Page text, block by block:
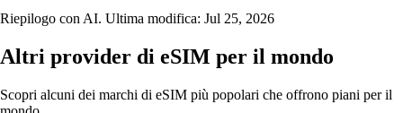
Riepilogo con AI. Ultima modifica: Jul 25, 2026
Altri provider di eSIM per il mondo
Scopri alcuni dei marchi di eSIM più popolari che offrono piani per il